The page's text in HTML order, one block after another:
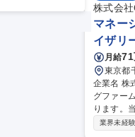
ンザクションに細分化 募集職種 ■シニアコンサル
ム
株式会
マネー
イザリ
月給
東京都
企業名 株式会社ＯＡＧコン
グファーム 仕事の内容 当社はM＆A領域において、総合的なコンサルティングサービスを展開すべ
ります。
ョンサービス※」を展 開しております。この
業界未経